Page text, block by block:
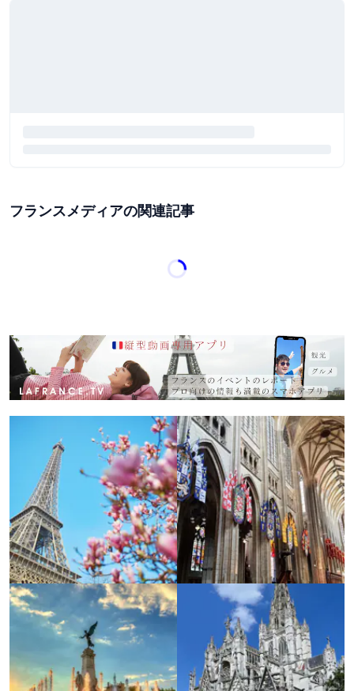
フランスメディアの関連記事